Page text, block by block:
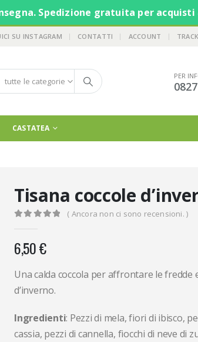
Spedizione gratuita per acquisti
SU INSTAGRAM CONTATTI ACCOUNT
tutte le categorie PER
CASTATEA
Tisana coccole
( Ancora non ci sono recensioni. )
6,50€
Una calda coccola per affrontare le fredde
d’inverno.
Ingredienti: Pezzi di mela, fiori di ibisco,
cassia, pezzi di cannella, fiocchi di neve di